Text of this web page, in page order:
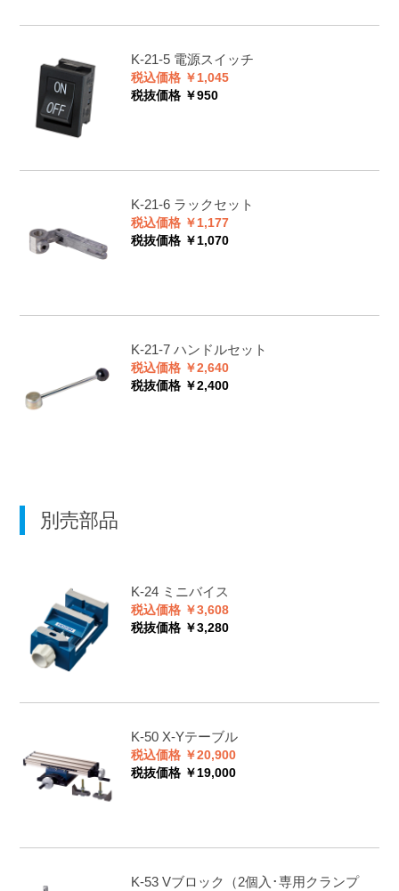
K-21-5 電源スイッチ
税込価格 ￥1,045
税抜価格 ￥950
K-21-6 ラックセット
税込価格 ￥1,177
税抜価格 ￥1,070
K-21-7 ハンドルセット
税込価格 ￥2,640
税抜価格 ￥2,400
別売部品
K-24 ミニバイス
税込価格 ￥3,608
税抜価格 ￥3,280
K-50 X-Yテーブル
税込価格 ￥20,900
税抜価格 ￥19,000
K-53 Vブロック（2個入･専用クランプ